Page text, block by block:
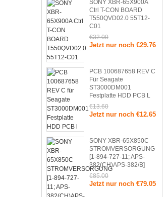
SONY XBR-65X900A
Ctrl T-CON BOARD
T550QVD02.0 55T12-
C01
€32.00
Jetzt nur noch €29.76
PCB 100687658 REV C
Für Seagate
ST3000DM001
Festplatte HDD PCB L
€13.60
Jetzt nur noch €12.65
SONY XBR-65X850C
STROMVERSORGUNG
[1-894-727-11; APS-
382(CH)APS-382/B]
€85.00
Jetzt nur noch €79.05